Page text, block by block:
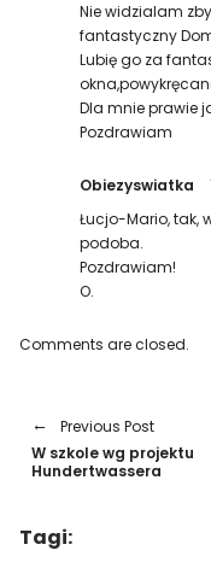
Nie widzialam
fantastyczny
Lubię go za
Dla mnie prawie
Pozdrawiam
Obiezyswiatka
Łucjo-Mario, tak,
podoba.
Pozdrawiam!
O.
Comments are closed.
Previous Post
W szkole wg projektu
Hundertwassera
Tagi: